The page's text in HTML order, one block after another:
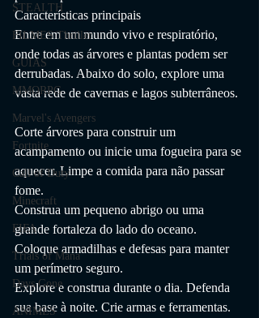
STEALTH
FILMES Thriller
GUIAS
MMORPG
Marvel's Avengers
Fortnite
Call of Duty
Minecraft
FIFA
Trials of Mana
Days Gone
ANIMES
Características principais
Entre em um mundo vivo e respiratório,
onde todas as árvores e plantas podem ser
derrubadas. Abaixo do solo, explore uma
vasta rede de cavernas e lagos subterrâneos.
Corte árvores para construir um
acampamento ou inicie uma fogueira para se
aquecer. Limpe a comida para não passar
fome.
Construa um pequeno abrigo ou uma
grande fortaleza do lado do oceano.
Coloque armadilhas e defesas para manter
um perímetro seguro.
Explore e construa durante o dia. Defenda
sua base à noite. Crie armas e ferramentas.